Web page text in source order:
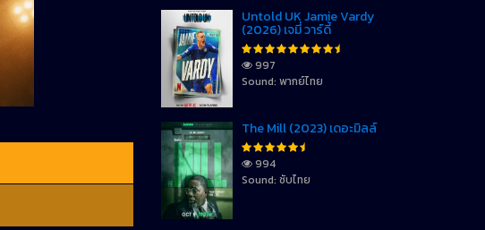
Untold UK Jamie Vardy
(2026) เจมี่ วาร์ดี้
997
Sound: พากย์ไทย
The Mill (2023) เดอะมิลล์
994
Sound: ซับไทย